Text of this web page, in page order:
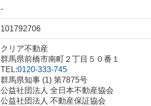
-
101792706
クリア不動産
群馬県前橋市南町２丁目５０番１
TEL:0120-333-745
群馬県知事 (1) 第7875号
公益社団法人 全日本不動産協会
公益社団法人 不動産保証協会